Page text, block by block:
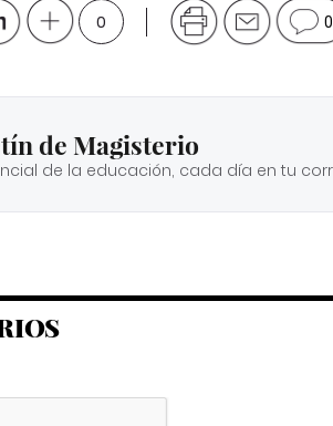
0 0
de Magisterio
de la educación, cada día en tu